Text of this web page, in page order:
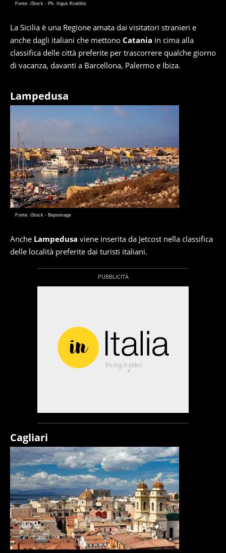
Fonte: iStock - Ph. Ingus Kruklitis
La Sicilia è una Regione amata dai visitatori stranieri e
anche dagli italiani che mettono Catania in cima alla
classifica delle città preferite per trascorrere qualche giorno
di vacanza, davanti a Barcellona, Palermo e Ibiza.
Lampedusa
Fonte: iStock - Bepsimage
Anche Lampedusa viene inserita da Jetcost nella classifica
delle località preferite dai turisti italiani.
Cagliari